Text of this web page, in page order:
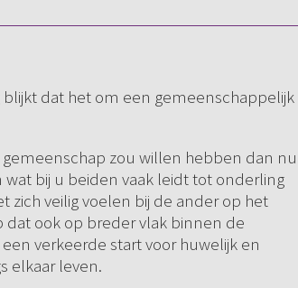
dat het om een gemeenschappelijk
zou willen hebben dan nu
wat bij u beiden vaak leidt tot onderling
zich veilig voelen bij de ander op het
ook op breder vlak binnen de
verkeerde start voor huwelijk en
elkaar leven.